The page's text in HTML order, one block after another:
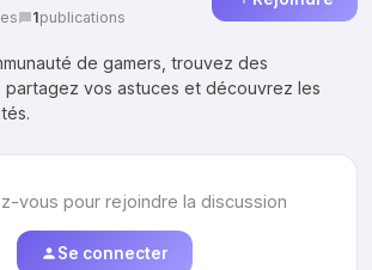
1publications
de gamers, trouvez des
partagez vos astuces et découvrez les
vous pour rejoindre la discussion
Se connecter